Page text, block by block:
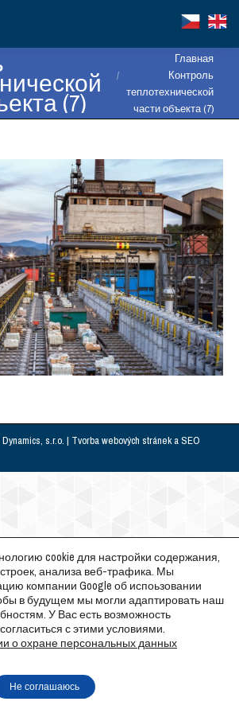
(7)
Главная
Контроль
теплотехнической
части объекта (7)
s.r.o. | Tvorba webových stránekaSEO
cookie для настройки содержания,
анализа веб-трафика. Мы
компании Google об испоьзовании
в будущем мы могли адаптировать наш
У Вас есть возможность
с этими условиями.
о охране персональных данных
Не соглашаюсь